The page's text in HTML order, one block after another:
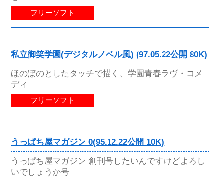
フリーソフト
私立御笑学園(デジタルノベル風) (97.05.22公開 80K)
ほのぼのとしたタッチで描く、学園青春ラヴ・コメ
ディ
フリーソフト
うっぱち屋マガジン 0(95.12.22公開 10K)
うっぱち屋マガジン 創刊号したいんですけどよろし
いでしょうか号